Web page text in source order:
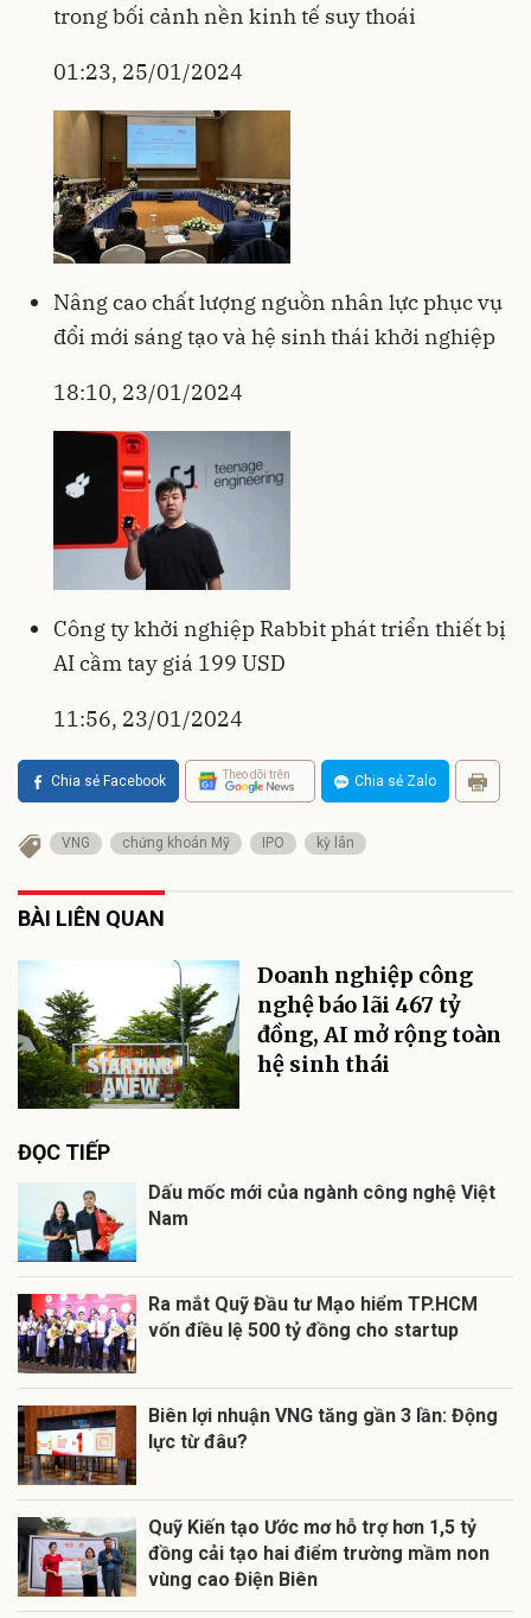
trong bối cảnh nền kinh tế suy thoái
01:23, 25/01/2024
Nâng cao chất lượng nguồn nhân lực phục vụ
đổi mới sáng tạo và hệ sinh thái khởi nghiệp
18:10, 23/01/2024
Công ty khởi nghiệp Rabbit phát triển thiết bị
AI cầm tay giá 199 USD
11:56, 23/01/2024
Chia sẻ Facebook Theo dõi trên Chia sẻ Zalo
VNG chứng khoán Mỹ IPO kỳ lân
BÀI LIÊN QUAN
Doanh nghiệp công
nghệ báo lãi 467 tỷ
đồng, AI mở rộng toàn
hệ sinh thái
ĐỌC TIẾP
Dấu mốc mới của ngành công nghệ Việt
Nam
Ra mắt Quỹ Đầu tư Mạo hiểm TP.HCM
vốn điều lệ 500 tỷ đồng cho startup
Biên lợi nhuận VNG tăng gần 3 lần: Động
lực từ đâu?
Quỹ Kiến tạo Ước mơ hỗ trợ hơn 1,5 tỷ
đồng cải tạo hai điểm trường mầm non
vùng cao Điện Biên